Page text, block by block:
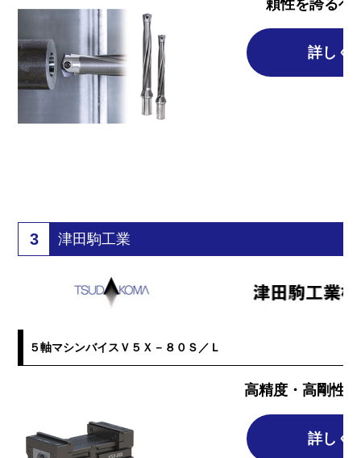
頼性を誇るヘ
詳しく
3 津田駒工業
５軸マシンバイスＶ５Ｘ－８０Ｓ／Ｌ
高精度・高剛性
詳しく